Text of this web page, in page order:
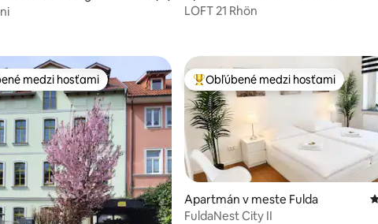
LOFT 21 Rhön
medzi hosťami
medzi hosťami Najobľúbenejšie medzi hosťami
Obľúbené medzi hosťami
Apartmán v meste Fulda
FuldaNest City II